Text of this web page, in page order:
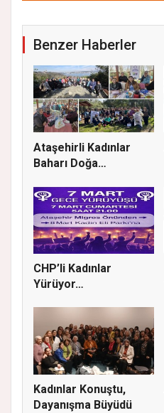
Benzer Haberler
Ataşehirli Kadınlar
Baharı Doğa
CHP’li Kadınlar
Yürüyor…
Kadınlar Konuştu,
Dayanışma Büyüdü